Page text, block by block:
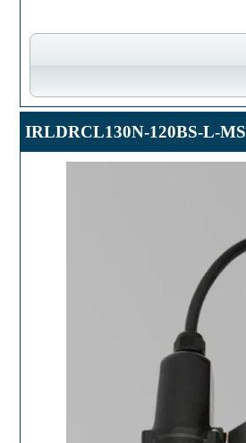
IRLDRCL130N-120BS-L-MS